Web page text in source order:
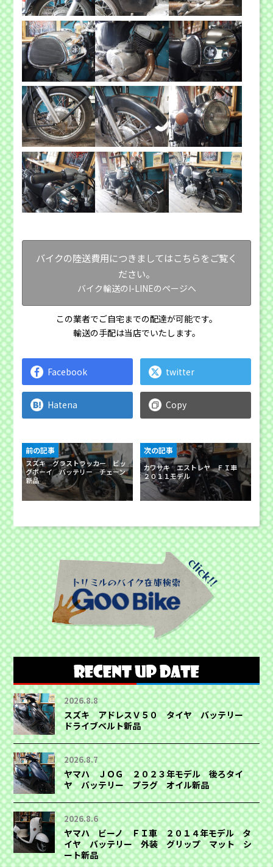
バイクの陸送費用につきましてはこちらをご覧く
ださい。
バイク輸送のI-LINEのページへ
この業者でご自宅までの配達が可能です。
輸送の手配は当店でいたします。
Facebook twitter
Hatena Copy
スズキ グラストラッカー ビッ
グボーイ バッテリー チェーン
新品
前の記事
カワサキ エストレヤ ＦＩ車
２０１１モデル
次の記事
2026.8.8
スズキ アドレスＶ５０ タイヤ バッテリー
ドライブベルト新品
2026.8.7
ヤマハ ＪＯＧ ２０２３年モデル 後ろタイ
ヤ バッテリー プラグ オイル新品
2026.8.6
ヤマハ ビーノ ＦＩ車 ２０１４年モデル タ
イヤ バッテリー 外装 グリップ マット シ
ート新品